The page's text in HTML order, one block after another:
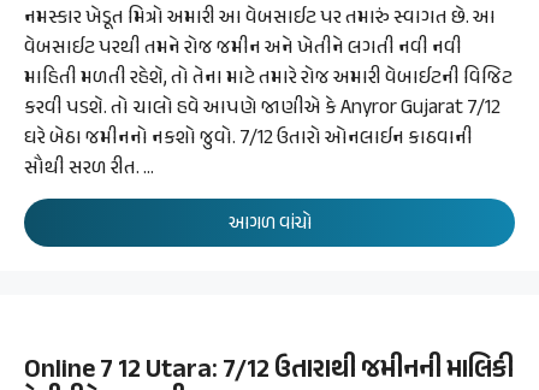
નમસ્કાર ખેડૂત મિત્રો અમારી આ વેબસાઈટ પર તમારું સ્વાગત છે. આ
વેબસાઈટ પરથી તમને રોજ જમીન અને ખેતીને લગતી નવી નવી
માહિતી મળતી રહેશે, તો તેના માટે તમારે રોજ અમારી વેબાઈટની વિજિટ
કરવી પડશે. તો ચાલો હવે આપણે જાણીએ કે Anyror Gujarat 7/12
ઘરે બેઠા જમીનનો નકશો જુવો. 7/12 ઉતારો ઓનલાઈન કાઠવાની
સૌથી સરળ રીત. …
આગળ વાંચો
Online 7 12 Utara: 7/12 ઉતારાથી જમીનની માલિકી